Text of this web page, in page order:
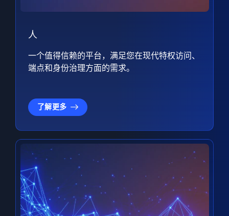
人
一个值得信赖的平台，满足您在现代特权访问、
端点和身份治理方面的需求。
了解更多